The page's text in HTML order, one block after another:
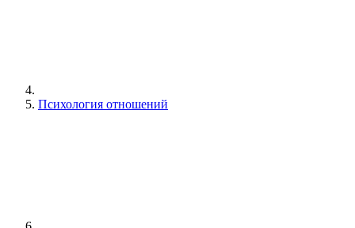
Психология отношений